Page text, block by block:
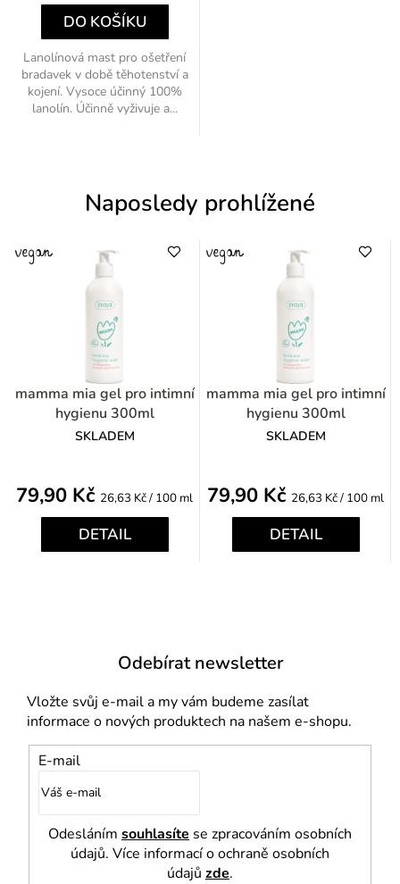
DO KOŠÍKU
Lanolínová mast pro ošetření
bradavek v době těhotenství a
kojení. Vysoce účinný 100%
lanolín. Účinně vyživuje a...
Naposledy prohlížené
mamma mia gel pro intimní
hygienu 300ml
SKLADEM
79,90 Kč Měrná
cena:
26,63 Kč / 100 ml
DETAIL
mamma mia gel pro intimní
hygienu 300ml
SKLADEM
79,90 Kč Měrná
cena:
26,63 Kč / 100 ml
DETAIL
Odebírat newsletter
Vložte svůj e-mail a my vám budeme zasílat
informace o nových produktech na našem e-shopu.
E-mail
Odesláním souhlasíte se zpracováním osobních
údajů. Více informací o ochraně osobních
údajů zde.